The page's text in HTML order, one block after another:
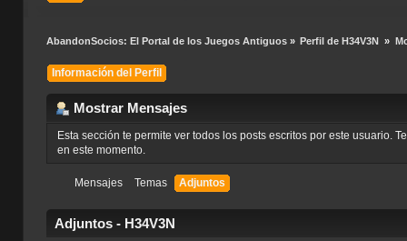
AbandonSocios: El Portal de los Juegos Antiguos» Perfil de H34V3N »
Información del Perfil
Mostrar Mensajes
Esta sección te permite ver todos los posts escritos por este usuario.
en este momento.
Mensajes Temas Adjuntos
Adjuntos - H34V3N